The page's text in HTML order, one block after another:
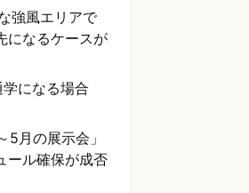
強風エリアで
になるケースが
になる場合
月の展示会」
ール確保が成否